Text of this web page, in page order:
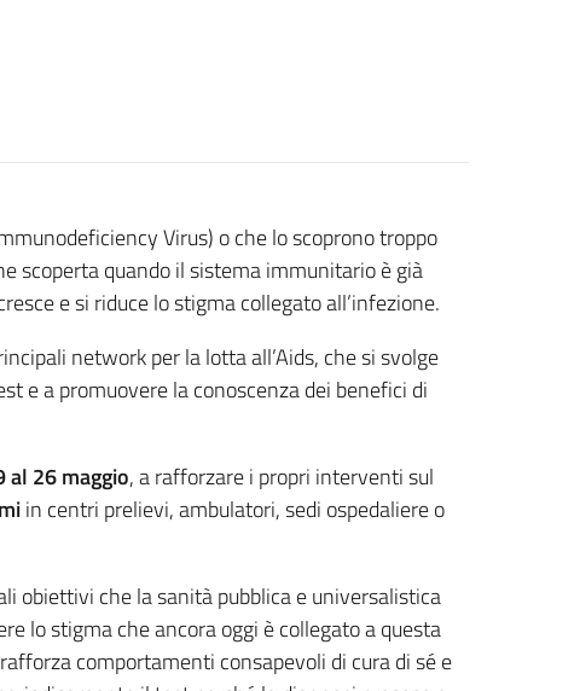
Virus) o che lo scoprono troppo
scoperta quando il sistema immunitario è già
e si riduce lo stigma collegato all’infezione.
network per la lotta all’Aids, che si svolge
e a promuovere la conoscenza dei benefici di
al 26 maggio, a rafforzare i propri interventi sul
in centri prelievi, ambulatori, sedi ospedaliere o
obiettivi che la sanità pubblica e universalistica
lo stigma che ancora oggi è collegato a questa
comportamenti consapevoli di cura di sé e